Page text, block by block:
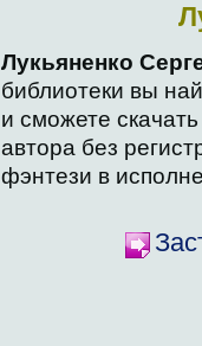
Лукьяненко
библиотеки вы
и сможете
автора без
фэнтези в